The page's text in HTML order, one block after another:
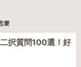
愛
択質問100選！好